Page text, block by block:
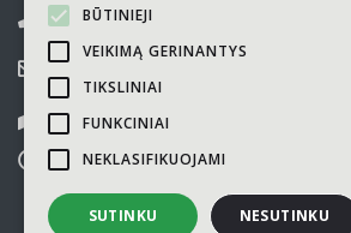
052751446
info@kelioniulaikas.lt
Kalvarijų g. 14, LT 09309 Vilnius
9.00 - 18.00
BŪTINIEJI
VEIKIMĄ GERINANTYS
TIKSLINIAI
FUNKCINIAI
NEKLASIFIKUOJAMI
SUTINKU NESUTINKU